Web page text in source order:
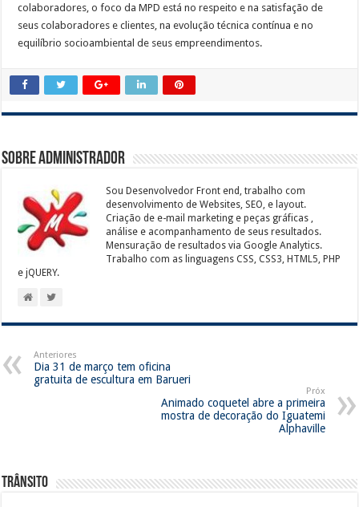
colaboradores, o foco da MPD está no respeito e na satisfação de
seus colaboradores e clientes, na evolução técnica contínua e no
equilíbrio socioambiental de seus empreendimentos.
Sobre Administrador
Sou Desenvolvedor Front end, trabalho com
desenvolvimento de Websites, SEO, e layout.
Criação de e-mail marketing e peças gráficas ,
análise e acompanhamento de seus resultados.
Mensuração de resultados via Google Analytics.
Trabalho com as linguagens CSS, CSS3, HTML5, PHP
e jQUERY.
Anteriores
Dia 31 de março tem oficina
gratuita de escultura em Barueri
Próx
Animado coquetel abre a primeira
mostra de decoração do Iguatemi
Alphaville
Trânsito